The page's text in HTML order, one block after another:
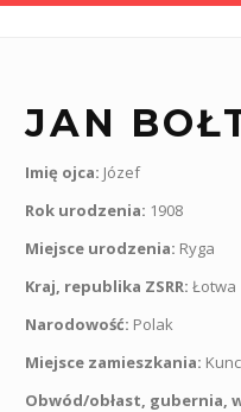
JAN
Imię ojca: Józef
Rok urodzenia: 1908
Miejsce urodzenia: Ryga
Kraj, republika ZSRR: Łotwa
Narodowość: Polak
Miejsce zamieszkania:
Obwód/obłast, gubernia,